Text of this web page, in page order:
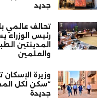
جديد
رئيس
المدينتين
والعلمين
وزيرة
جديدة